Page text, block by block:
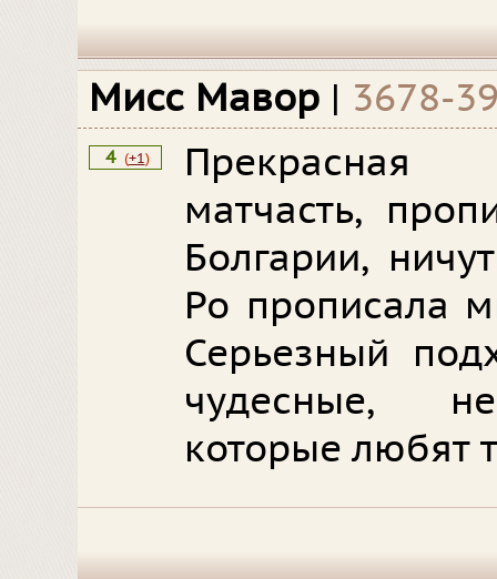
Мисс Мавор | 3678-
4 (+1)
Прекрасная
матчасть,
Болгарии,
Ро прописала
Серьезный
чудесные,
которые любят